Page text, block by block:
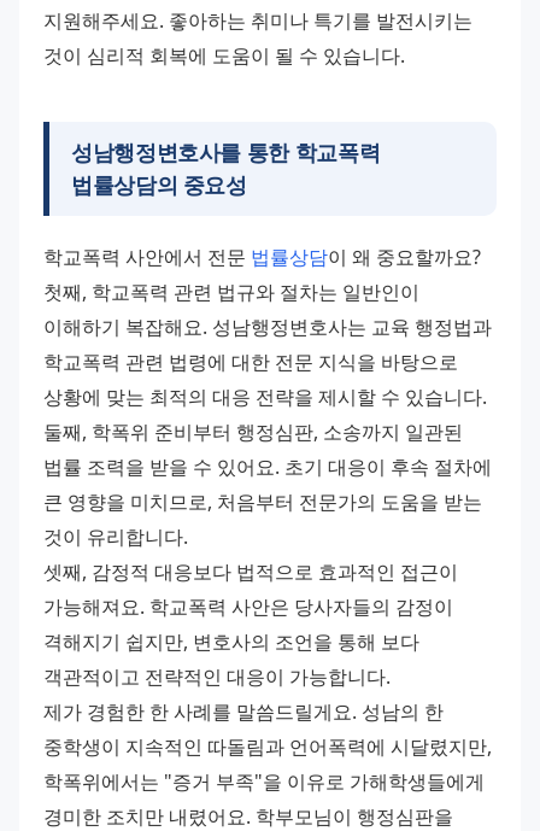
지원해주세요. 좋아하는 취미나 특기를 발전시키는
것이 심리적 회복에 도움이 될 수 있습니다.
성남행정변호사를 통한 학교폭력
법률상담의 중요성
학교폭력 사안에서 전문 법률상담이 왜 중요할까요?
첫째, 학교폭력 관련 법규와 절차는 일반인이
이해하기 복잡해요. 성남행정변호사는 교육 행정법과
학교폭력 관련 법령에 대한 전문 지식을 바탕으로
상황에 맞는 최적의 대응 전략을 제시할 수 있습니다.
둘째, 학폭위 준비부터 행정심판, 소송까지 일관된
법률 조력을 받을 수 있어요. 초기 대응이 후속 절차에
큰 영향을 미치므로, 처음부터 전문가의 도움을 받는
것이 유리합니다.
셋째, 감정적 대응보다 법적으로 효과적인 접근이
가능해져요. 학교폭력 사안은 당사자들의 감정이
격해지기 쉽지만, 변호사의 조언을 통해 보다
객관적이고 전략적인 대응이 가능합니다.
제가 경험한 한 사례를 말씀드릴게요. 성남의 한
중학생이 지속적인 따돌림과 언어폭력에 시달렸지만,
학폭위에서는 "증거 부족"을 이유로 가해학생들에게
경미한 조치만 내렸어요. 학부모님이 행정심판을